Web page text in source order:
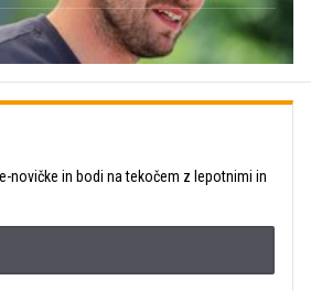
novičke in bodi na tekočem z lepotnimi in